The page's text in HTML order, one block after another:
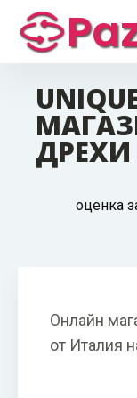
оценка
Онлайн
от Италия